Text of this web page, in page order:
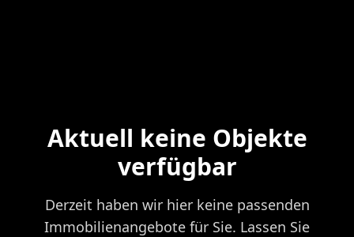
Aktuell keine Objekte
verfügbar
Derzeit haben wir hier keine passenden
Immobilienangebote für Sie. Lassen Sie